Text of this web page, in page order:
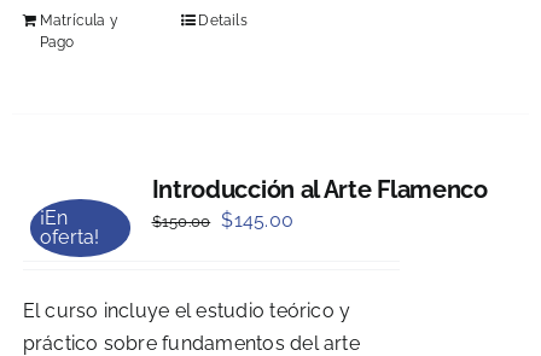
Matrícula y
Pago
Details
¡En
oferta!
Introducción al Arte Flamenco
$150.00 Original
$150.00.
$145.00
$145.00.
El curso incluye el estudio teórico y
práctico sobre fundamentos del arte